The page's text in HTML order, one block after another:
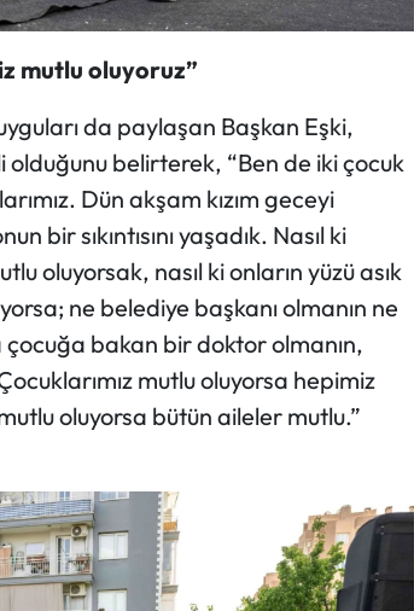
mutlu oluyoruz”
da paylaşan Başkan Eşki,
belirterek, “Ben de iki çocuk
Dün akşam kızım geceyi
sıkıntısını yaşadık. Nasıl ki
oluyorsak, nasıl ki onların yüzü asık
ne belediye başkanı olmanın ne
bakan bir doktor olmanın,
mutlu oluyorsa hepimiz
oluyorsa bütün aileler mutlu.”